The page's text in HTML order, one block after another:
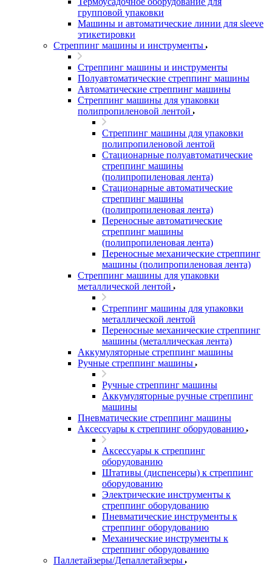
групповой упаковки
Машины и автоматические линии для sleeve
этикетировки
Стреппинг машины и инструменты
Стреппинг машины и инструменты
Полуавтоматические стреппинг машины
Автоматические стреппинг машины
Стреппинг машины для упаковки
полипропиленовой лентой
Стреппинг машины для упаковки
полипропиленовой лентой
Стационарные полуавтоматические
стреппинг машины
(полипропиленовая лента)
Стационарные автоматические
стреппинг машины
(полипропиленовая лента)
Переносные автоматические
стреппинг машины
(полипропиленовая лента)
Переносные механические стреппинг
машины (полипропиленовая лента)
Стреппинг машины для упаковки
металлической лентой
Стреппинг машины для упаковки
металлической лентой
Переносные механические стреппинг
машины (металлическая лента)
Аккумуляторные стреппинг машины
Ручные стреппинг машины
Ручные стреппинг машины
Аккумуляторные ручные стреппинг
машины
Пневматические стреппинг машины
Аксессуары к стреппинг оборудованию
Аксессуары к стреппинг
оборудованию
Штативы (диспенсеры) к стреппинг
оборудованию
Электрические инструменты к
стреппинг оборудованию
Пневматические инструменты к
стреппинг оборудованию
Механические инструменты к
стреппинг оборудованию
Паллетайзеры/Депаллетайзеры